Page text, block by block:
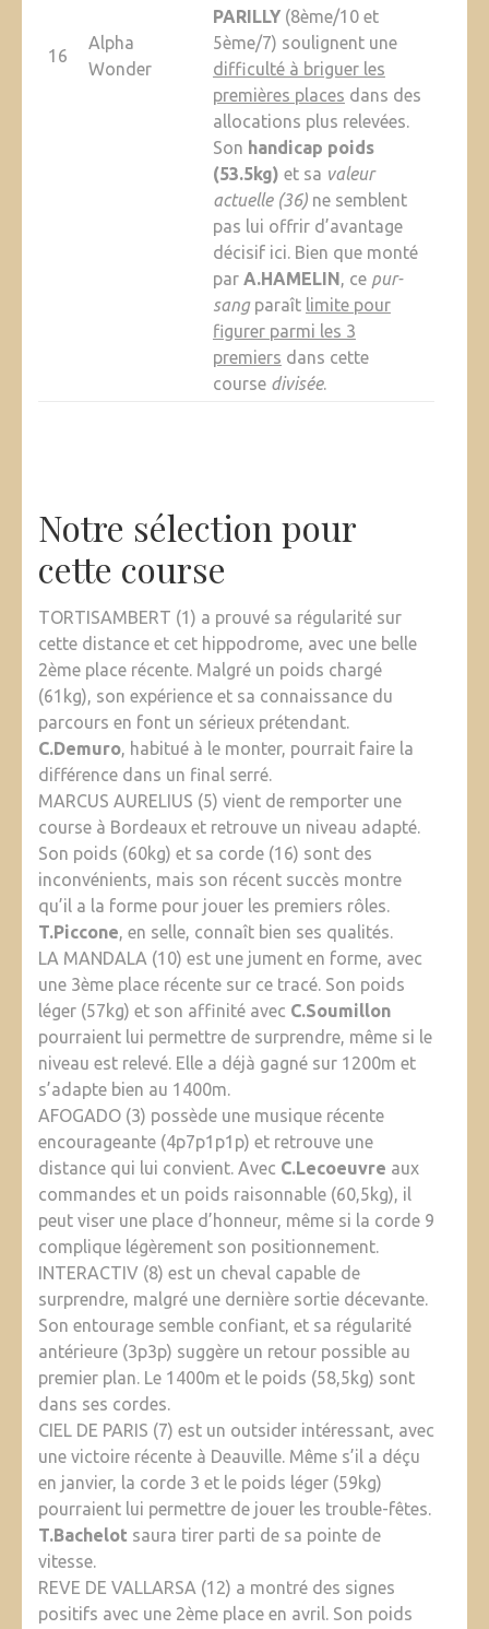
16
Alpha
Wonder
PARILLY(8ème/10 et
5ème/7) soulignent une
difficulté à briguer les
premières places dans des
allocations plus relevées.
Son handicap poids
(53.5kg) et sa valeur
actuelle (36)ne semblent
pas lui offrir d’avantage
décisif ici. Bien que monté
par A.HAMELIN, ce pur-
sangparaît limite pour
figurer parmi les 3
premiers dans cette
course divisée.
Notre sélection pour
cette course
TORTISAMBERT (1) a prouvé sa régularité sur
cette distance et cet hippodrome, avec une belle
2ème place récente. Malgré un poids chargé
(61kg), son expérience et sa connaissance du
parcours en font un sérieux prétendant.
C.Demuro, habitué à le monter, pourrait faire la
différence dans un final serré.
MARCUS AURELIUS (5) vient de remporter une
course à Bordeaux et retrouve un niveau adapté.
Son poids (60kg) et sa corde (16) sont des
inconvénients, mais son récent succès montre
qu’il a la forme pour jouer les premiers rôles.
T.Piccone, en selle, connaît bien ses qualités.
LA MANDALA (10) est une jument en forme, avec
une 3ème place récente sur ce tracé. Son poids
léger (57kg) et son affinité avec C.Soumillon
pourraient lui permettre de surprendre, même si le
niveau est relevé. Elle a déjà gagné sur 1200m et
s’adapte bien au 1400m.
AFOGADO (3) possède une musique récente
encourageante (4p7p1p1p) et retrouve une
distance qui lui convient. Avec C.Lecoeuvre aux
commandes et un poids raisonnable (60,5kg), il
peut viser une place d’honneur, même si la corde 9
complique légèrement son positionnement.
INTERACTIV (8) est un cheval capable de
surprendre, malgré une dernière sortie décevante.
Son entourage semble confiant, et sa régularité
antérieure (3p3p) suggère un retour possible au
premier plan. Le 1400m et le poids (58,5kg) sont
dans ses cordes.
CIEL DE PARIS (7) est un outsider intéressant, avec
une victoire récente à Deauville. Même s’il a déçu
en janvier, la corde 3 et le poids léger (59kg)
pourraient lui permettre de jouer les trouble-fêtes.
T.Bachelot saura tirer parti de sa pointe de
vitesse.
REVE DE VALLARSA (12) a montré des signes
positifs avec une 2ème place en avril. Son poids